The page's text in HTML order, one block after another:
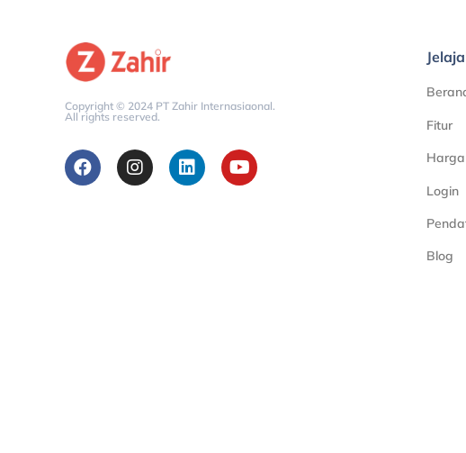
Copyright © 2024 PT Zahir Internasiaonal.
All rights reserved.
Fitur
Harga
Login
Blog